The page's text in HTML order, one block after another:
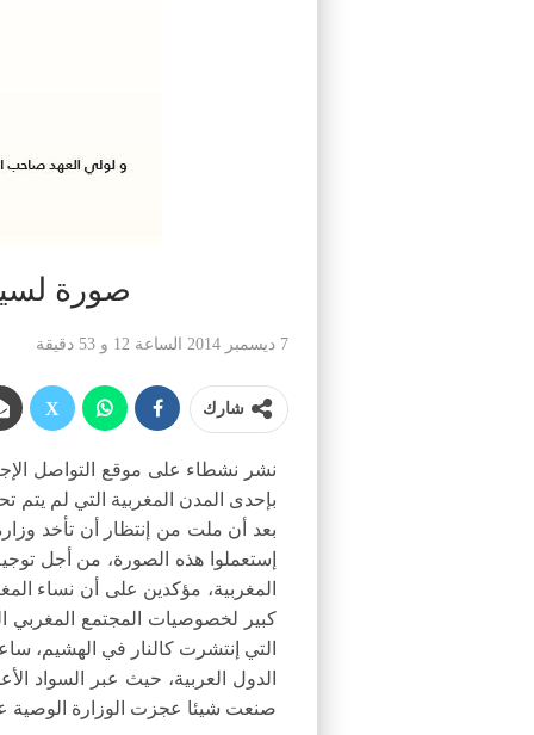
صورة
7 ديسمبر 2014 الساعة 12 و 53 دقيقة
شارك
نشر نشطاء على موقع التواصل
بإحدى المدن المغربية التي لم
بعد أن ملت من إنتظار أن تأخد
إستعملوا هذه الصورة، من أجل
المغربية، مؤكدين على أن نساء
كبير لخصوصيات المجتمع المغربي
التي إنتشرت كالنار في الهشيم،
الدول العربية، حيث عبر السواد
صنعت شيئا عجزت الوزارة الوصية